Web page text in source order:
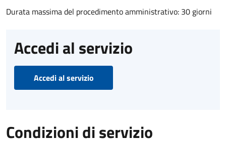
Durata massima del procedimento amministrativo: 30 giorni
Accedi al servizio
Accedi al servizio
Condizioni di servizio